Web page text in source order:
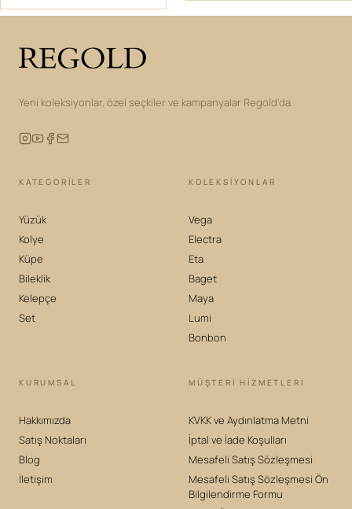
Yeni koleksiyonlar, özel seçkiler ve kampanyalar Regold'da.
KATEGORILER
Yüzük
Kolye
Küpe
Bileklik
Kelepçe
Set
KOLEKSIYONLAR
Vega
Electra
Eta
Baget
Maya
Lumi
Bonbon
KURUMSAL
Hakkımızda
Satış Noktaları
Blog
İletişim
MÜŞTERİ HİZMETLERİ
KVKK ve Aydınlatma Metni
İptal ve İade Koşulları
Mesafeli Satış Sözleşmesi
Mesafeli Satış Sözleşmesi Ön
Bilgilendirme Formu